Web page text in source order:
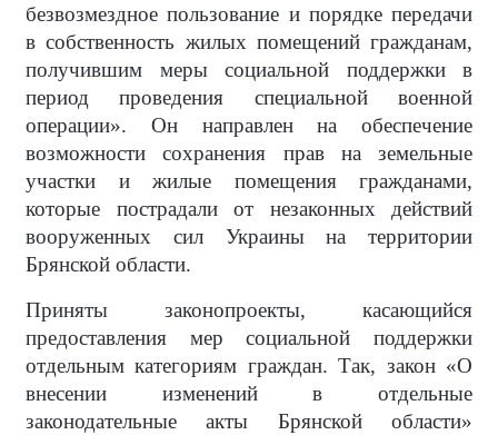
безвозмездное пользование и порядке передачи
в собственность жилых помещений гражданам,
получившим меры социальной поддержки в
период проведения специальной военной
операции». Он направлен на обеспечение
возможности сохранения прав на земельные
участки и жилые помещения гражданами,
которые пострадали от незаконных действий
вооруженных сил Украины на территории
Брянской области.
Приняты законопроекты, касающийся
предоставления мер социальной поддержки
отдельным категориям граждан. Так, закон «О
внесении изменений в отдельные
законодательные акты Брянской области»